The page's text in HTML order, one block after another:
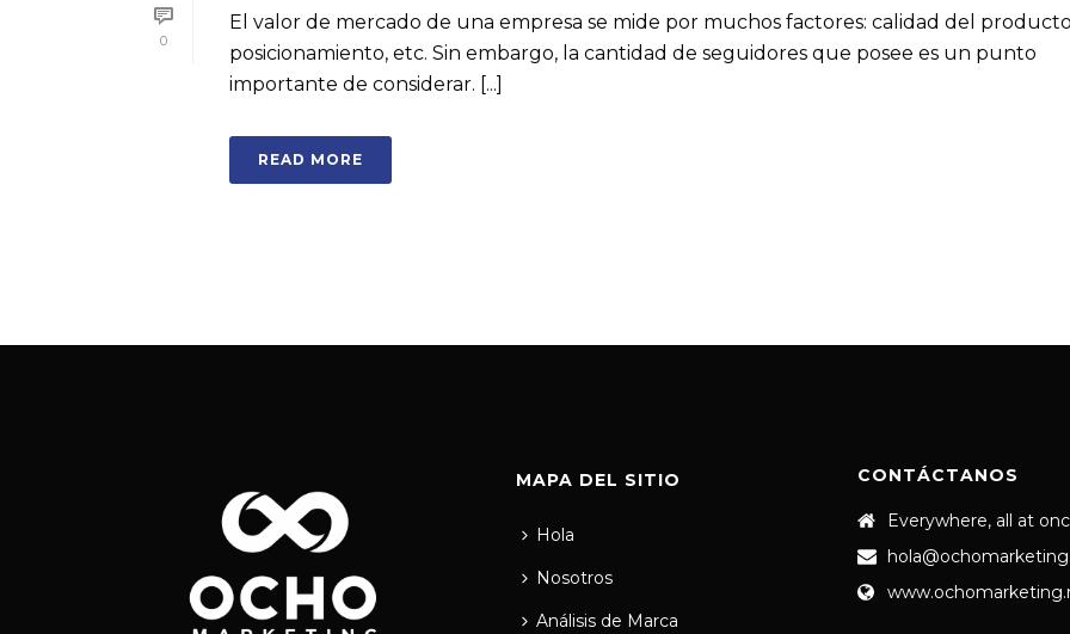
0
El valor de mercado de una empresa se mide por muchos factores: calidad del
posicionamiento, etc. Sin embargo, la cantidad de seguidores que posee es un punto
importante de considerar. [...]
READ MORE
MAPA DEL SITIO
Hola
Nosotros
Análisis de Marca
CONTÁCTANOS
Everywhere, all at